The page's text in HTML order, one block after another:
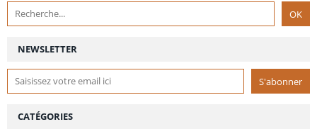
NEWSLETTER
CATÉGORIES